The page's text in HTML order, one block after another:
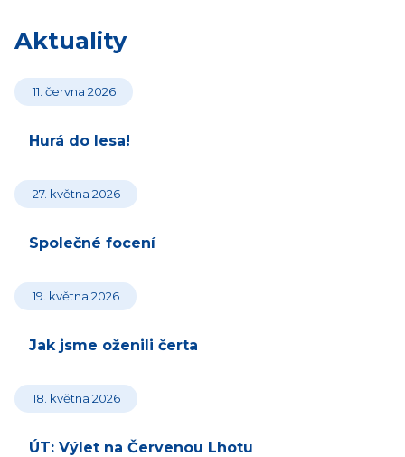
Aktuality
11. června 2026
Hurá do lesa!
27. května 2026
Společné focení
19. května 2026
Jak jsme oženili čerta
18. května 2026
ÚT: Výlet na Červenou Lhotu